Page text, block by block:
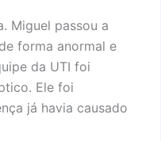
Miguel passou a
forma anormal e
da UTI foi
Ele foi
já havia causado